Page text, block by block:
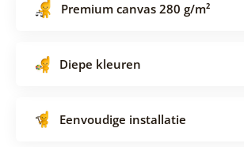
Premium canvas 280 g/m²
Diepe kleuren
Eenvoudige installatie